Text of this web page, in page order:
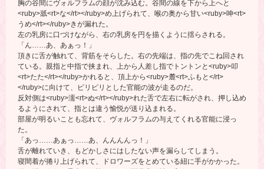
胸の谷間にヴォルフラムの顔が沈み込む。谷間の線を下から上へと
<ruby>舐<rt>な</rt></ruby>め上げられて、喉の奥から甘い<ruby>呻<rt>
うめ</rt></ruby>きが漏れた。
左の乳房に口づけながら、右の乳房を円を描くように揺らされる。
「ん……あ、あぁっ！」
頂きに舌が触れて、背筋をそらした。右の先端は、指の先でこね回され
ている。親指と中指で挟まれ、上から人差し指でトントンと<ruby>叩
<rt>たた</rt></ruby>かれると、頂上から<ruby>麓<rt>ふもと</rt>
</ruby>に向けて、ピリピリとした官能の波が走るのだ。
反対側は<ruby>濡<rt>ぬ</rt></ruby>れた舌で左右に転がされ、押し込め
るようにされて、指とは違う愉悦が送り込まれる。
部屋が明るいことも忘れて、ヴォルフラムの与えてくれる官能に浸っ
た。
「あっ……あぁっ……あ、んんんんっ！」
舌が離れていき、もどかしさにはしたない声を漏らしてしまう。
寝間着が捲り上げられて、ドロワーズをとめている紐に手がかかった。